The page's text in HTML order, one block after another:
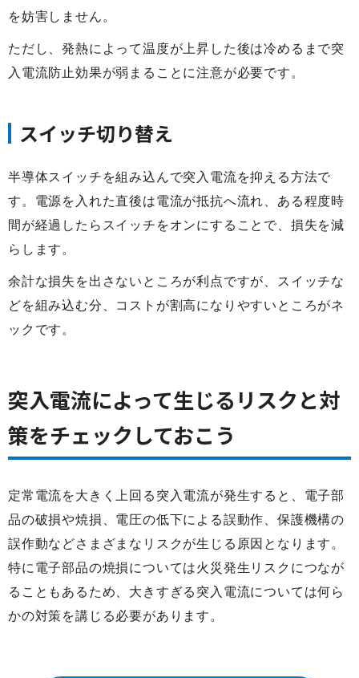
を妨害しません。
ただし、発熱によって温度が上昇した後は冷めるまで突
入電流防止効果が弱まることに注意が必要です。
スイッチ切り替え
半導体スイッチを組み込んで突入電流を抑える方法で
す。電源を入れた直後は電流が抵抗へ流れ、ある程度時
間が経過したらスイッチをオンにすることで、損失を減
らします。
余計な損失を出さないところが利点ですが、スイッチな
どを組み込む分、コストが割高になりやすいところがネ
ックです。
突入電流によって生じるリスクと対
策をチェックしておこう
定常電流を大きく上回る突入電流が発生すると、電子部
品の破損や焼損、電圧の低下による誤動作、保護機構の
誤作動などさまざまなリスクが生じる原因となります。
特に電子部品の焼損については火災発生リスクにつなが
ることもあるため、大きすぎる突入電流については何ら
かの対策を講じる必要があります。